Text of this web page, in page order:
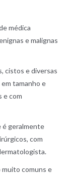
médica
e malignas
cistos e diversas
tamanho e
e com
é geralmente
com
muito comuns e